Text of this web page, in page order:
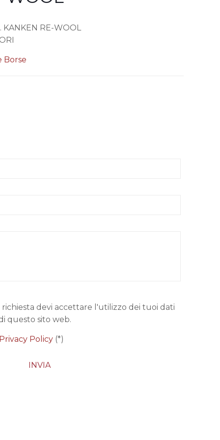
KANKEN RE-WOOL
Borse
devi accettare l'utilizzo dei tuoi dati
questo sito web.
Policy(*)